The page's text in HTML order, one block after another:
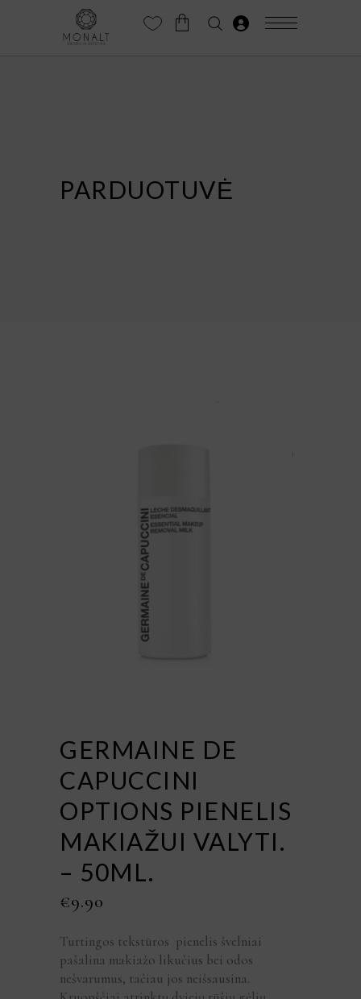
PARDUOTUVĖ
GERMAINE DE
CAPUCCINI
OPTIONS PIENELIS
MAKIAŽUI VALYTI.
– 50ML.
€9.90
Turtingos tekstūros pienelis švelniai
pašalina makiažo likučius bei odos
nešvarumus, tačiau jos neišsausina.